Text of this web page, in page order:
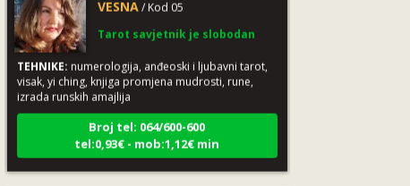
TEHNIKE:numerologija, anđeoski i ljubavni tarot,
visak, yi ching, knjiga promjena mudrosti, rune,
izrada runskih amajlija
Broj tel: 064/600-600
tel:0,93€ - mob:1,12€ min